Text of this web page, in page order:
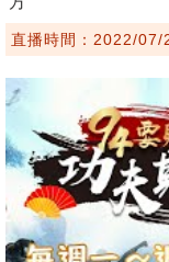
直播時間：2022/